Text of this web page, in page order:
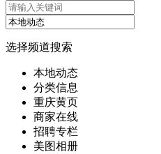
选择频道搜索
本地动态
分类信息
重庆黄页
商家在线
招聘专栏
美图相册